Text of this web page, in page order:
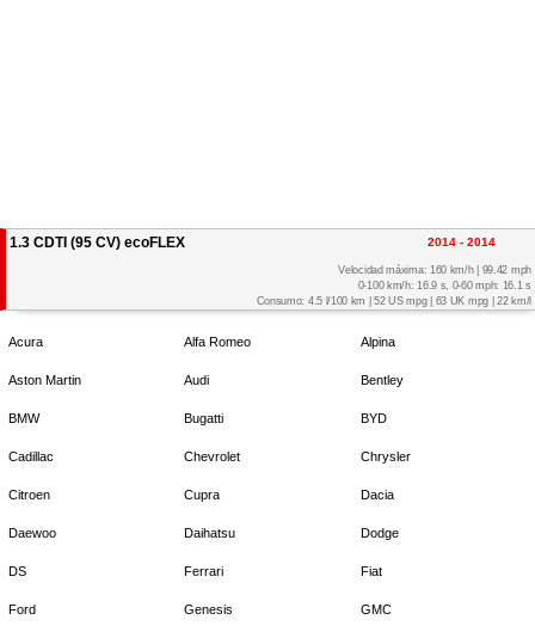
1.3 CDTI (95 CV) ecoFLEX 2014 - 2014
Velocidad máxima: 160 km/h | 99.42 mph
0-100 km/h: 16.9 s, 0-60 mph: 16.1 s
Consumo: 4.5 l/100 km | 52 US mpg | 63 UK mpg | 22 km/l
Acura Alfa Romeo Alpina
Aston Martin Audi Bentley
BMW Bugatti BYD
Cadillac Chevrolet Chrysler
Citroen Cupra Dacia
Daewoo Daihatsu Dodge
DS Ferrari Fiat
Ford Genesis GMC